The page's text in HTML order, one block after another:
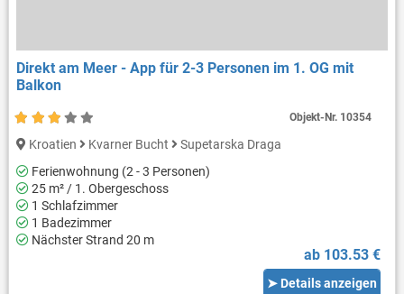
Direkt am Meer - App für 2-3 Personen im 1. OG mit
Balkon
Kroatien Kvarner Bucht
Supetarska Draga
Ferienwohnung (2 - 3 Personen)
25 m² / 1. Obergeschoss
1 Schlafzimmer
1 Badezimmer
Nächster Strand 20 m
ab 103.53 €
➤ Details anzeigen
Objekt-Nr. 10354